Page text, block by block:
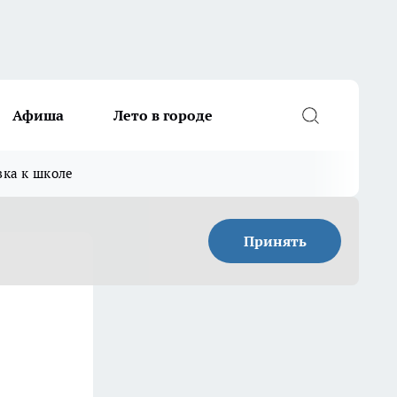
Афиша Лето в городе
к школе
Принять